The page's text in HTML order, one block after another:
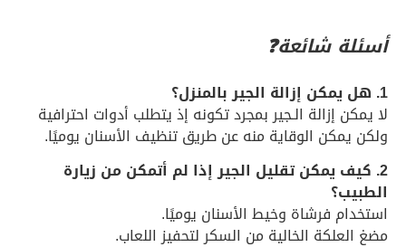
أسئلة شائعة❓
1. هل يمكن إزالة الجير بالمنزل؟
لا يمكن إزالة الـجير بمجرد تكونه إذ يتطلب أدوات احترافية
ولكن يمكن الوقاية منه عن طريق تنظيف الأسنان يوميًا.
2. كيف يمكن تقليل الجير إذا لم أتمكن من زيارة
الطبيب؟
استخدام فرشاة وخيط الأسنان يوميًا.
مضغ العلكة الخالية من السكر لتحفيز اللعاب.